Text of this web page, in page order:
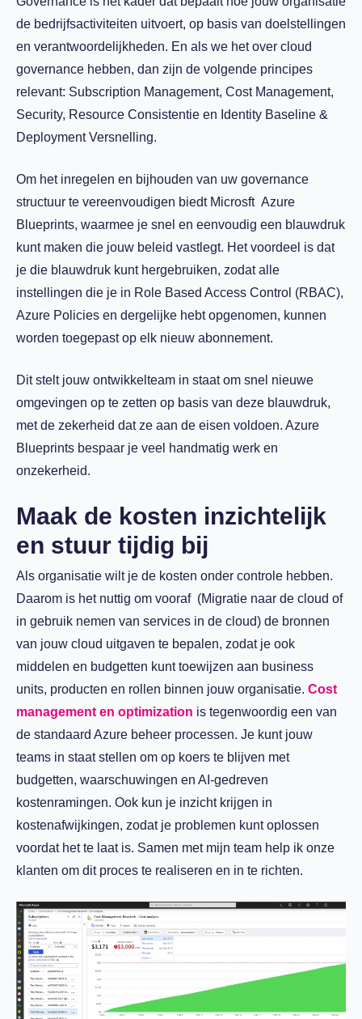
de bedrijfsactiviteiten uitvoert, op basis van doelstellingen
en verantwoordelijkheden. En als we het over cloud
governance hebben, dan zijn de volgende principes
relevant: Subscription Management, Cost Management,
Security, Resource Consistentie en Identity Baseline &
Deployment Versnelling.
Om het inregelen en bijhouden van uw governance
structuur te vereenvoudigen biedt Microsft Azure
Blueprints, waarmee je snel en eenvoudig een blauwdruk
kunt maken die jouw beleid vastlegt. Het voordeel is dat
je die blauwdruk kunt hergebruiken, zodat alle
instellingen die je in Role Based Access Control (RBAC),
Azure Policies en dergelijke hebt opgenomen, kunnen
worden toegepast op elk nieuw abonnement.
Dit stelt jouw ontwikkelteam in staat om snel nieuwe
omgevingen op te zetten op basis van deze blauwdruk,
met de zekerheid dat ze aan de eisen voldoen. Azure
Blueprints bespaar je veel handmatig werk en
onzekerheid.
Maak de kosten inzichtelijk
en stuur tijdig bij
Als organisatie wilt je de kosten onder controle hebben.
Daarom is het nuttig om vooraf (Migratie naar de cloud of
in gebruik nemen van services in de cloud) de bronnen
van jouw cloud uitgaven te bepalen, zodat je ook
middelen en budgetten kunt toewijzen aan business
units, producten en rollen binnen jouw organisatie. Cost
management en optimization is tegenwoordig een van
de standaard Azure beheer processen. Je kunt jouw
teams in staat stellen om op koers te blijven met
budgetten, waarschuwingen en AI-gedreven
kostenramingen. Ook kun je inzicht krijgen in
kostenafwijkingen, zodat je problemen kunt oplossen
voordat het te laat is. Samen met mijn team help ik onze
klanten om dit proces te realiseren en in te richten.